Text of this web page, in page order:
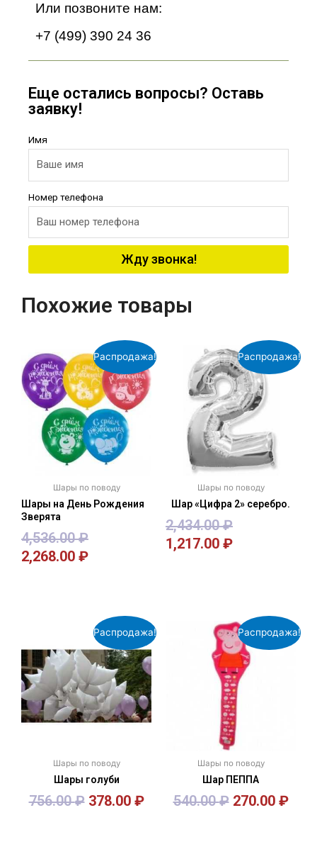
Или позвоните нам:
+7 (499) 390 24 36
Еще остались вопросы? Оставь
заявку!
Имя
Номер телефона
Жду звонка!
Похожие товары
Распродажа!
Шары по поводу
Шары на День Рождения
Зверята
4,536.00₽
2,268.00 ₽
Распродажа!
Шары по поводу
Шар «Цифра 2» серебро.
2,434.00₽
1,217.00 ₽
Распродажа!
Шары по поводу
Шары голуби
756.00₽ 378.00 ₽
Распродажа!
Шары по поводу
Шар ПЕППА
540.00₽ 270.00 ₽